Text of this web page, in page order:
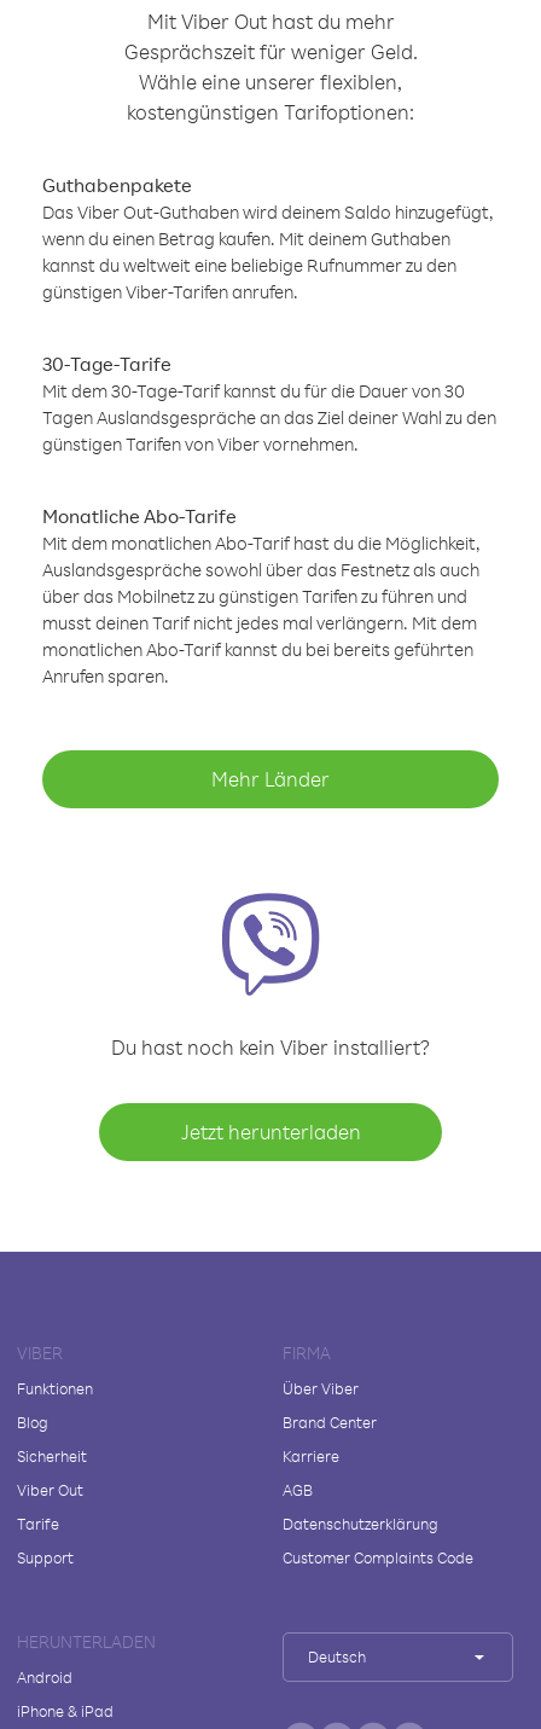
Mit Viber Out hast du mehr
Gesprächszeit für weniger Geld.
Wähle eine unserer flexiblen,
kostengünstigen Tarifoptionen:
Guthabenpakete
Das Viber Out-Guthaben wird deinem Saldo hinzugefügt,
wenn du einen Betrag kaufen. Mit deinem Guthaben
kannst du weltweit eine beliebige Rufnummer zu den
günstigen Viber-Tarifen anrufen.
30-Tage-Tarife
Mit dem 30-Tage-Tarif kannst du für die Dauer von 30
Tagen Auslandsgespräche an das Ziel deiner Wahl zu den
günstigen Tarifen von Viber vornehmen.
Monatliche Abo-Tarife
Mit dem monatlichen Abo-Tarif hast du die Möglichkeit,
Auslandsgespräche sowohl über das Festnetz als auch
über das Mobilnetz zu günstigen Tarifen zu führen und
musst deinen Tarif nicht jedes mal verlängern. Mit dem
monatlichen Abo-Tarif kannst du bei bereits geführten
Anrufen sparen.
Mehr Länder
Du hast noch kein Viber installiert?
Jetzt herunterladen
VIBER
Funktionen
Blog
Sicherheit
Viber Out
Tarife
Support
FIRMA
Über Viber
Brand Center
Karriere
AGB
Datenschutzerklärung
Customer Complaints Code
HERUNTERLADEN
Android
iPhone & iPad
Deutsch